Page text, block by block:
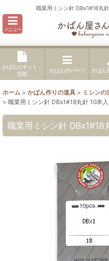
職業用ミシン針 DBx1#18丸
メニュー
かばんのキット・
型紙
かばんのパーツ かばん
ホーム > かばん作りの道具 > ミシンの
> 職業用ミシン針 DBx1#18丸針 10本入
職業用ミシン針 DBx1#18